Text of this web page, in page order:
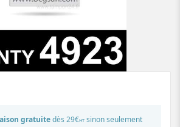
gratuitedès 29€HT sinon seulement